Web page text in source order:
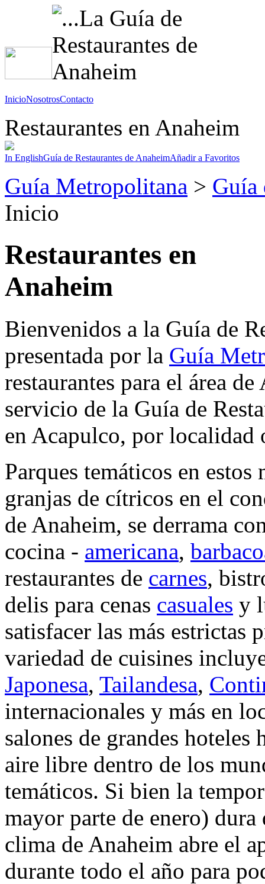
InicioNosotrosContacto
Restaurantes en Anaheim
In EnglishGuía de Restaurantes de AnaheimAñadir a Favoritos
Guía Metropolitana > Guía
Inicio
Restaurantes en
Anaheim
Bienvenidos a la Guía de
presentada por la Guía
restaurantes para el área
servicio de la Guía de
en Acapulco, por localidad
Parques temáticos en
granjas de cítricos en el
de Anaheim, se derrama
cocina - americana,
restaurantes de carnes,
delis para cenas casuales y
satisfacer las más estrictas
variedad de cuisines
Japonesa, Tailandesa,
internacionales y más en
salones de grandes
aire libre dentro de los
temáticos. Si bien la
mayor parte de enero)
clima de Anaheim abre el
durante todo el año para